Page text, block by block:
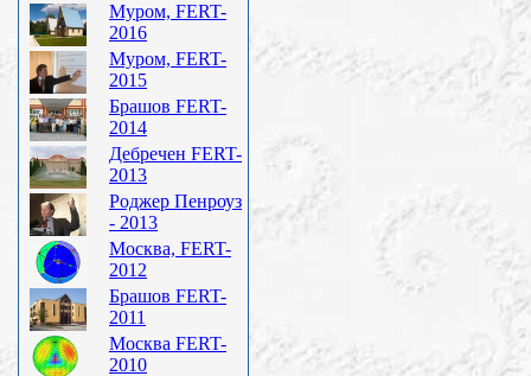
Муром, FERT-
2016
Муром, FERT-
2015
Брашов FERT-
2014
Дебречен FERT-
2013
Роджер Пенроуз
- 2013
Москва, FERT-
2012
Брашов FERT-
2011
Москва FERT-
2010